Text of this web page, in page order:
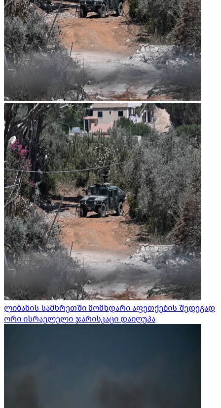
ლიბანის სამხრეთში მომხდარი აფეთქების შედეგად
ორი ისრაელელი ჯარისკაცი დაიღუპა